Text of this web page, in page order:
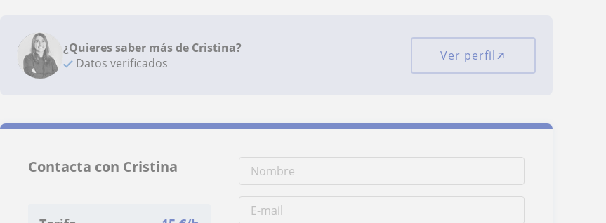
¿Quieres saber más de Cristina?
Datos verificados
Ver perfil
Contacta con Cristina